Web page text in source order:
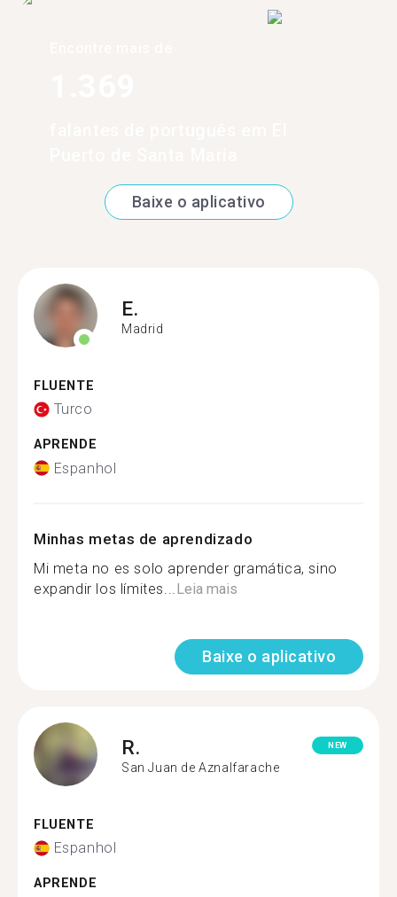
Baixe o aplicativo
E.
Madrid
FLUENTE
Turco
APRENDE
Espanhol
Minhas metas de aprendizado
Mi meta no es solo aprender gramática, sino
expandir los límites... Leia mais
Baixe o aplicativo
R.
San Juan de Aznalfarache
NEW
FLUENTE
Espanhol
APRENDE